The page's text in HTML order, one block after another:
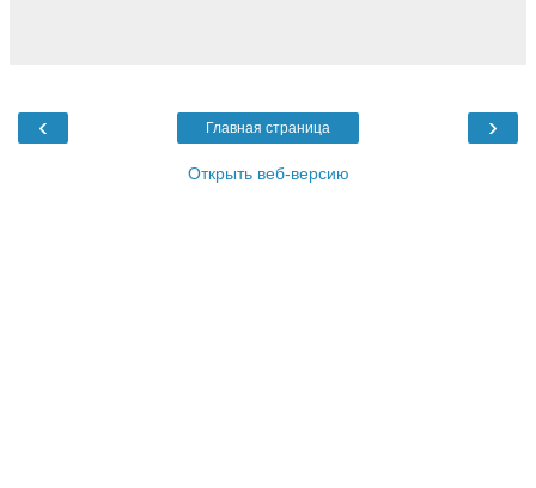
‹ ›
Главная страница
Открыть веб-версию